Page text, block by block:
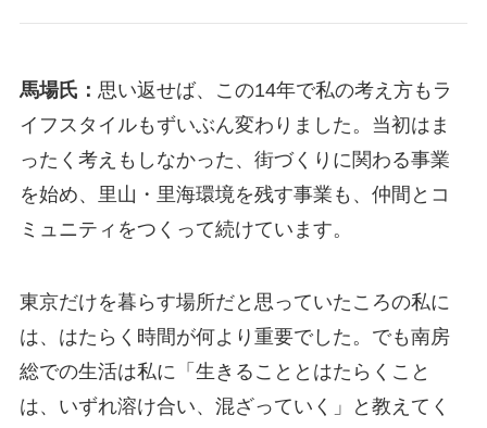
馬場氏： 思い返せば、この14年で私の考え方もラ
イフスタイルもずいぶん変わりました。当初はま
ったく考えもしなかった、街づくりに関わる事業
を始め、里山・里海環境を残す事業も、仲間とコ
ミュニティをつくって続けています。
東京だけを暮らす場所だと思っていたころの私に
は、はたらく時間が何より重要でした。でも南房
総での生活は私に「生きることとはたらくこと
は、いずれ溶け合い、混ざっていく」と教えてく